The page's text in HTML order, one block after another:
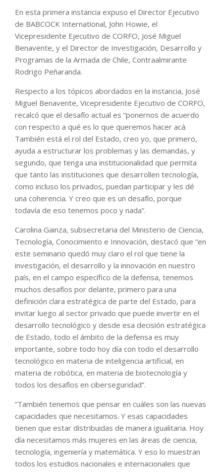
En esta primera instancia expuso el Director Ejecutivo
de BABCOCK International, John Howie, el
Vicepresidente Ejecutivo de CORFO, José Miguel
Benavente, y el Director de Investigación, Desarrollo y
Programas de la Armada de Chile, Contraalmirante
Rodrigo Peñaranda.
Respecto a los tópicos abordados en la instancia, José
Miguel Benavente, Vicepresidente Ejecutivo de CORFO,
recalcó que el desafío actual es “ponernos de acuerdo
con respecto a qué es lo que queremos hacer acá.
También está el rol del Estado, creo yo, que primero,
ayuda a estructurar los problemas y las demandas, y
segundo, que tenga una institucionalidad que permita
que tanto las instituciones que desarrollen tecnología,
como incluso los privados, puedan participar y les dé
una coherencia. Y creo que es un desafío, porque
todavía de eso tenemos poco y nada”.
Carolina Gainza, subsecretaria del Ministerio de Ciencia,
Tecnología, Conocimiento e Innovación, destacó que “en
este seminario quedó muy claro el rol que tiene la
investigación, el desarrollo y la innovación en nuestro
país, en el campo específico de la defensa, tenemos
muchos desafíos por delante, primero para una
definición clara estratégica de parte del Estado, para
invitar luego al sector privado que puede invertir en el
desarrollo tecnológico y desde esa decisión estratégica
de Estado, todo el ámbito de la defensa es muy
importante, sobre todo hoy día con todo el desarrollo
tecnológico en materia de inteligencia artificial, en
materia de robótica, en materia de biotecnología y
todos los desafíos en ciberseguridad”.
“También tenemos que pensar en cuáles son las nuevas
capacidades que necesitamos. Y esas capacidades
tienen que estar distribuidas de manera igualitaria. Hoy
día necesitamos más mujeres en las áreas de ciencia,
tecnología, ingeniería y matemática. Y eso lo muestran
todos los estudios nacionales e internacionales que